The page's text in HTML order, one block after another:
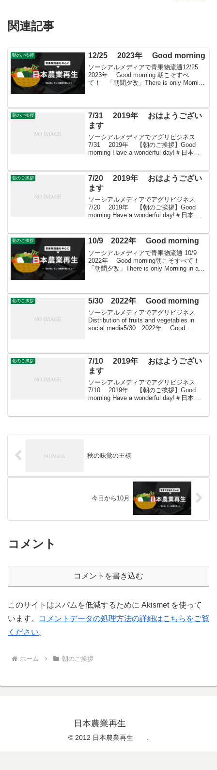
関連記事
朝のご挨拶 12/25 2023年 Good morning
ソーシアルメディアで青果物流通12/25
2023年 Good morning 朝こそすべ
て！ 「朝聞夕改」There is only Morning
朝のご挨拶
7/31 2019年 おはようござい
ます
ソーシアルメディアでアグリビジネス
7/31 2019年 【朝のご挨拶】Good
morning Have a wonderful day!＃日本農
朝のご挨拶
7/20 2019年 おはようござい
ます
ソーシアルメディアでアグリビジネス
7/20 2019年 【朝のご挨拶】Good
morning Have a wonderful day!＃日本農
朝のご挨拶 10/9 2022年 Good morning
ソーシアルメディアで青果物流通 10/9
2022年 Good morning朝こそすべて！
「朝聞夕改」There is only Morning in all
朝のご挨拶 5/30 2022年 Good morning
ソーシアルメディアでアグリビジネス
Distribution of fruits and vegetables in
social media5/30 2022年 Good
朝のご挨拶
7/10 2019年 おはようござい
ます
ソーシアルメディアでアグリビジネス
7/10 2019年 【朝のご挨拶】Good
morning Have a wonderful day!＃日本農
秋の味覚の王様
今日から10月
コメント
コメントを書き込む
このサイトはスパムを低減するために Akismet を使って
います。
コメントデータの処理方法の詳細はこちらをご覧
ください。
ホーム 朝のご挨拶
日本農業再生
© 2012 日本農業再生 .